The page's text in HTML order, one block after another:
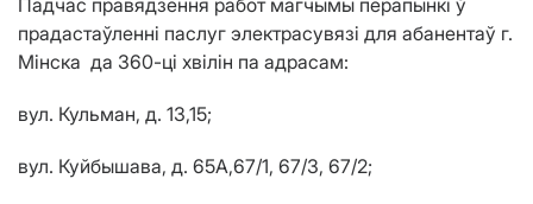
Падчас правядзення работ магчымы перапынкі ў
прадастаўленні паслуг электрасувязі для абанентаў г.
Мінска да 360-ці хвілін па адрасам:
вул. Кульман, д. 13,15;
вул. Куйбышава, д. 65А,67/1, 67/3, 67/2;